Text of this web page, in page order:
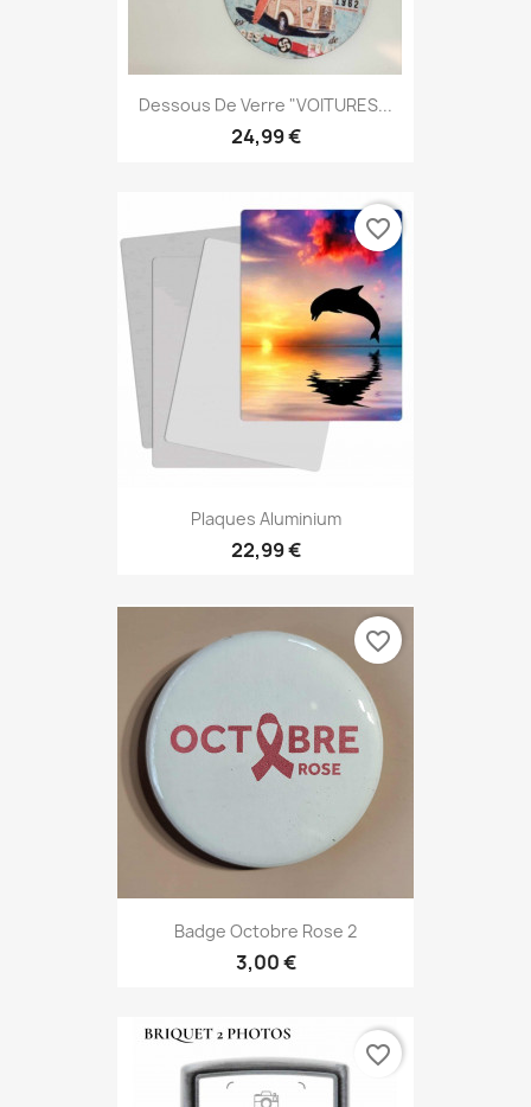
Dessous De Verre "VOITURES...
24,99 €
Plaques Aluminium
22,99 €
favorite_border
Badge Octobre Rose 2
3,00 €
favorite_border
favorite_border